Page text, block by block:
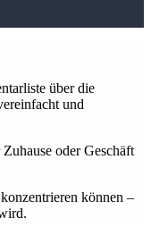
über die
und
oder Geschäft
können –